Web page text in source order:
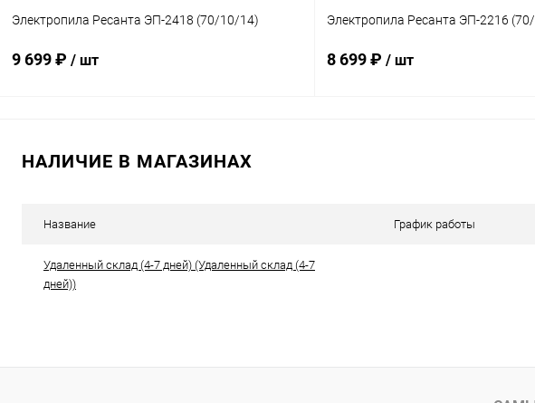
Электропила Ресанта ЭП-2418 (70/10/14)
9 699 ₽ / шт
Электропила Ресанта ЭП-2216
8 699 ₽ / шт
НАЛИЧИЕ В МАГАЗИНАХ
Название График работы
Удаленный склад (4-7 дней) (Удаленный склад (4-7
дней))